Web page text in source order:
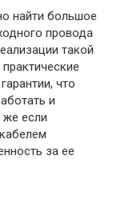
найти большое
провода
такой
что
и
же если
за ее